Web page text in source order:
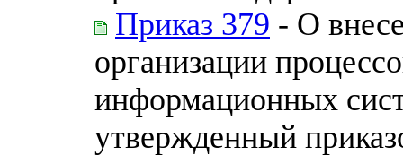
Приказ 379 - О
организации
информационных
утвержденный